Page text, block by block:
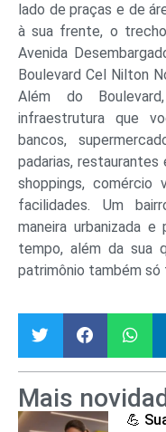
lado de praças e de
à sua frente, o
Avenida
Boulevard Cel Nilton
Além do
infraestrutura que
bancos,
padarias,
shoppings, comércio
facilidades. Um
maneira urbanizada
tempo, além da sua
patrimônio também só
Mais
💪